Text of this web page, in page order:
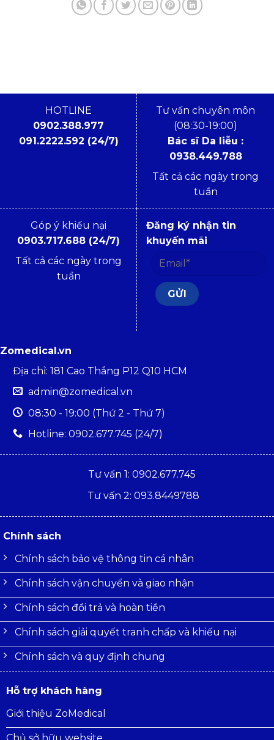
HOTLINE
0902.388.977
091.2222.592 (24/7)
Tư vấn chuyên môn
(08:30-19:00)
Bác sĩ Da liễu :
0938.449.788
Tất cả các ngày trong
tuần
Góp ý khiếu nại
0903.717.688 (24/7)
Tất cả các ngày trong
tuần
Đăng ký nhận tin
khuyến mãi
Zomedical.vn
Địa chỉ: 181 Cao Thắng P12 Q10 HCM
admin@zomedical.vn
08:30 - 19:00 (Thứ 2 - Thứ 7)
Hotline: 0902.677.745 (24/7)
Tư vấn 1: 0902.677.745
Tư vấn 2: 093.8449788
Chính sách
Chính sách bảo vệ thông tin cá nhân
Chính sách vận chuyển và giao nhận
Chính sách đổi trả và hoàn tiền
Chính sách giải quyết tranh chấp và khiếu nại
Chính sách và quy định chung
Hỗ trợ khách hàng
Giới thiệu ZoMedical